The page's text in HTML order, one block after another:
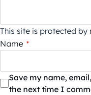
This site is protected by
Name *
Save my name,
the next time I